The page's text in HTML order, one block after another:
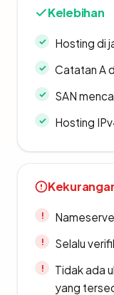
Kelebihan
Hosting di
Catatan A
SAN
Hosting
Selalu
Tidak ada
yang